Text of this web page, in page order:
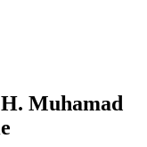
Muhamad